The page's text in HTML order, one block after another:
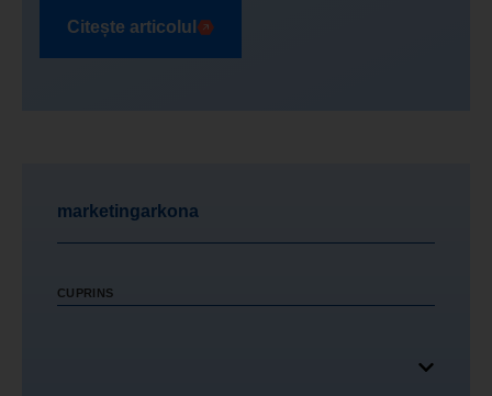
Citește articolul
marketingarkona
CUPRINS